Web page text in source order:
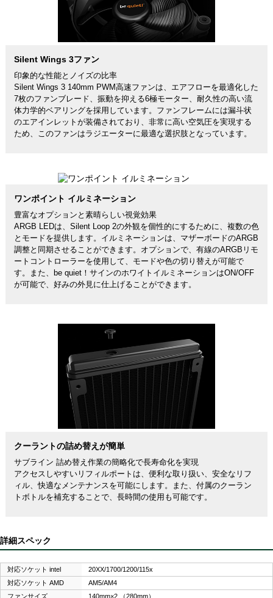
Silent Wings 3ファン
印象的な性能とノイズの比率
Silent Wings 3 140mm PWM高速ファンは、エアフローを最適化した
7枚のファンブレード、振動を抑える6極モーター、耐久性の高い流
体力学的ベアリングを採用しています。ファンフレームには漏斗状
のエアインレットが装備されており、非常に高い空気圧を実現する
ため、このファンはラジエーターに最適な選択肢となっています。
ワンポイント イルミネーション
豊富なオプションと素晴らしい視覚効果
ARGB LEDは、Silent Loop 2の外観を個性的にするために、複数の色
とモードを提供します。イルミネーションは、マザーボードのARGB
調整と同期させることができます。オプションで、有線のARGBリモ
ートコントローラーを使用して、モードや色の切り替えが可能で
す。また、be quiet！サインのホワイトイルミネーションはON/OFF
が可能で、好みの外見に仕上げることができます。
クーラントの詰め替えが簡単
サブライン 詰め替え作業の簡略化で長寿命化を実現
アクセスしやすいリフィルポートは、便利な取り扱い、安全なリフ
ィル、快適なメンテナンスを可能にします。また、付属のクーラン
トボトルを補充することで、長時間の使用も可能です。
詳細スペック
対応ソケット intel
20XX/1700/1200/115x
対応ソケット AMD
AM5/AM4
ファンサイズ
140mm×2 （280mm）